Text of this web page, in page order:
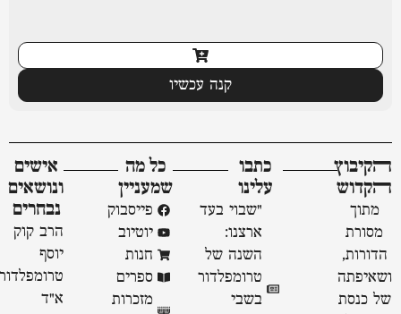
קנה עכשיו
ﬣקיבוץ
ﬣקדוש
מתוך
מסורת
הדורות,
ושאיפתה
של כנסת
כתבו
עלינו
"שבוי בעד
ארצנו:
השנה של
טרומפלדור
בשבי
כל מה
שמעניין
פייסבוק
יוטיוב
חנות
ספרים
מזכרות
אישים
ונושאים
נבחרים
הרב קוק
יוסף
טרומפלדור
א״ד